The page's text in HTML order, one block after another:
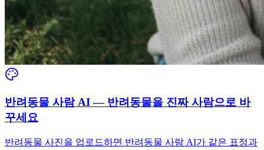
반려동물 사람 AI — 반려동물을 진짜 사람으로 바
꾸세요
반려동물 사진을 업로드하면 반려동물 사람 AI가 같은 표정과